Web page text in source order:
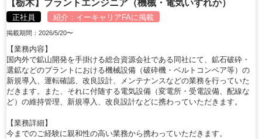
【栃木】プラントエンジニア（機械・電気いずれか）
正社員 紹介： イーキャリアFAに掲載
掲載期間：2026/5/20〜
【業務内容】
国内外で鉱山開発を手掛ける総合資源会社である同社にて、鉱石破砕・
選鉱などのプラントにおける機械設備（破砕機・ベルトコンベア等）の
新規導入、運転確認、改良設計、メンテナンスなどの業務を行っていた
だきます。また、それに付随する電気設備（変電所・受電設備、配線な
ど）の維持管理、新規導入、改良設計などに携わっていただきます。
【業務詳細】
今までのご経験に親和性の高い業務から携わっていただきます。